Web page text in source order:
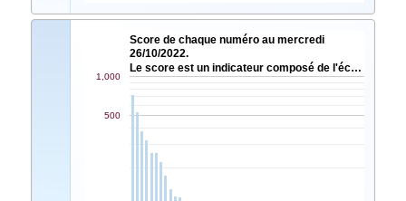
Score de chaque numéro au mercredi
26/10/2022.
Le score est un indicateur composé de l'éc…
500
1,000